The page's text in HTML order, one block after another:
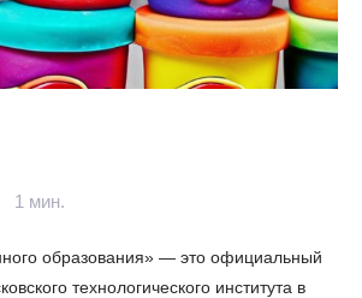
1 мин.
образования» — это официальный
технологического института в